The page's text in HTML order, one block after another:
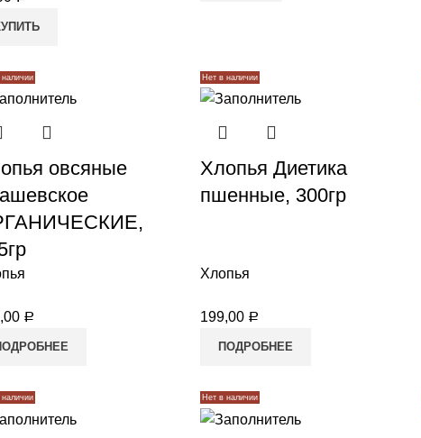
овсяные
Р
Нет в наличии
Хлопья Диетика
пшенные, 300гр
Хлопья
199,00 Р
ПОДРОБНЕЕ
Нет в наличии